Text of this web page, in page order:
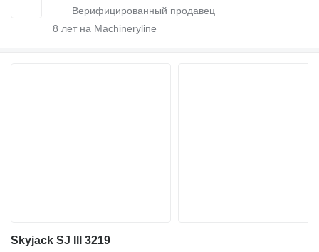
8 лет на Machineryline
Skyjack SJ III 3219